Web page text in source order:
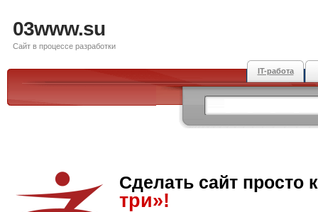
03www.su
Сайт в процессе разработки
IT-работа
Сделать сайт просто
три»!